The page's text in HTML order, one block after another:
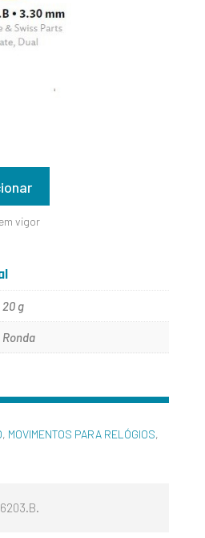
vigor
20 g
Ronda
, MOVIMENTOS PARA RELÓGIOS,